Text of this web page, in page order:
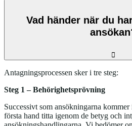
Vad händer när du
Antagningsprocessen sker i tre steg:
Steg 1 – Behörighetsprövning
Successivt som ansökningarna
första hand titta igenom de betyg och